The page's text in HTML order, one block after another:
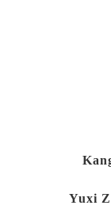
Yuxi